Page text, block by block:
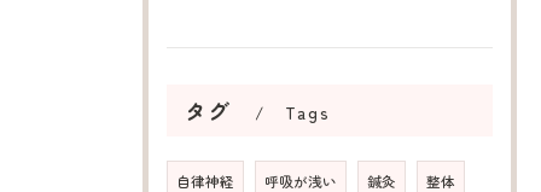
タグ Tags
自律神経 呼吸が浅い 鍼灸 整体